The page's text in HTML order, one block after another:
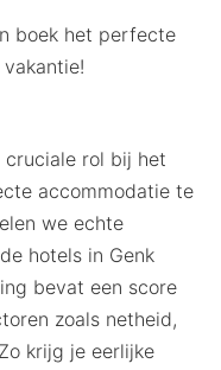
boek het perfecte
cruciale rol bij het
accommodatie te
we echte
hotels in Genk
bevat een score
zoals netheid,
krijg je eerlijke